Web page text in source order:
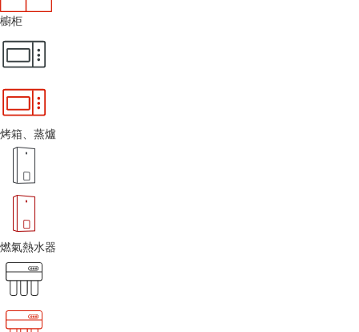
櫥柜
烤箱、蒸爐
燃氣熱水器